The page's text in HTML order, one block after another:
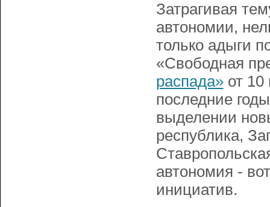
Затрагивая
автономии,
только адыги
«Свободная
распада»от 10
последние
выделении
республика,
автономия -
инициатив.